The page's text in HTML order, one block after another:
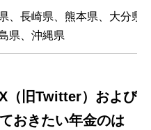
、長崎県、熊本県、大分県
県、沖縄県
（旧Twitter）および
おきたい年金のは